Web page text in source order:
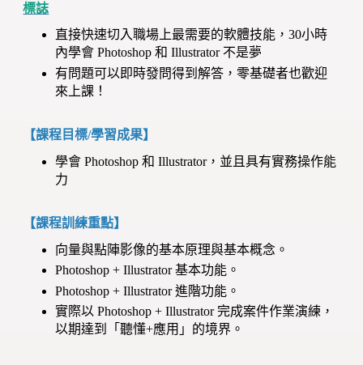
標誌
直接快速切入職場上最需要的軟體技能，30小時
內學會 Photoshop 和 Illustrator 不是夢
有問題可以即時發問得到解答，零基礎者也歡迎
來上課！
【課程目標/學習成果】
學會 Photoshop 和 Illustrator，並且具有實務操作能
力
【課程訓練重點】
向量與點陣影像的基本原理與基本概念。
Photoshop + Illustrator 基本功能。
Photoshop + Illustrator 進階功能。
實際以 Photoshop + Illustrator 完成案件作業演練，
以期達到「聽懂+應用」的境界。